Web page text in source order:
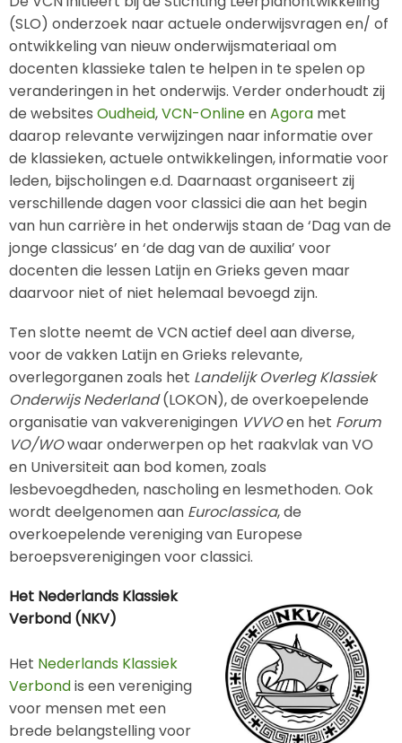
(SLO) onderzoek naar actuele onderwijsvragen en/ of
ontwikkeling van nieuw onderwijsmateriaal om
docenten klassieke talen te helpen in te spelen op
veranderingen in het onderwijs. Verder onderhoudt zij
de websites Oudheid,VCN-OnlineenAgora met
daarop relevante verwijzingen naar informatie over
de klassieken, actuele ontwikkelingen, informatie voor
leden, bijscholingen e.d. Daarnaast organiseert zij
verschillende dagen voor classici die aan het begin
van hun carrière in het onderwijs staan de ‘Dag van de
jonge classicus’ en ‘de dag van de auxilia’ voor
docenten die lessen Latijn en Grieks geven maar
daarvoor niet of niet helemaal bevoegd zijn.
Ten slotte neemt de VCN actief deel aan diverse,
voor de vakken Latijn en Grieks relevante,
overlegorganen zoals het Landelijk Overleg Klassiek
Onderwijs Nederland(LOKON), de overkoepelende
organisatie van vakverenigingen VVVOen het Forum
VO/WOwaar onderwerpen op het raakvlak van VO
en Universiteit aan bod komen, zoals
lesbevoegdheden, nascholing en lesmethoden. Ook
wordt deelgenomen aan Euroclassica, de
overkoepelende vereniging van Europese
beroepsverenigingen voor classici.
Het Nederlands Klassiek
Verbond (NKV)
Het Nederlands Klassiek
Verbondis een vereniging
voor mensen met een
brede belangstelling voor